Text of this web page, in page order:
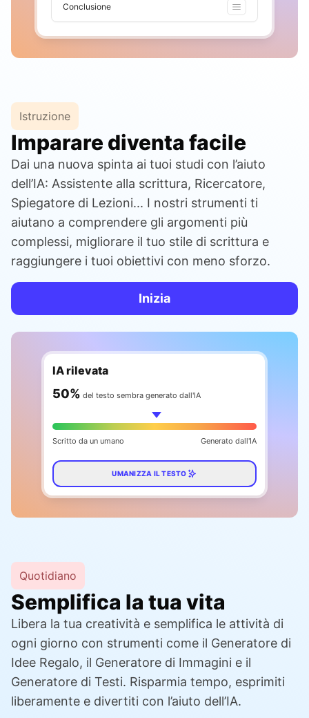
Conclusione
Istruzione
Imparare diventa facile
Dai una nuova spinta ai tuoi studi con l’aiuto
dell’IA: Assistente alla scrittura, Ricercatore,
Spiegatore di Lezioni... I nostri strumenti ti
aiutano a comprendere gli argomenti più
complessi, migliorare il tuo stile di scrittura e
raggiungere i tuoi obiettivi con meno sforzo.
Inizia
IA rilevata
59% del testo sembra generato dall'IA
Scritto da un umano Generato dall'IA
UMANIZZA IL TESTO
Quotidiano
Semplifica la tua vita
Libera la tua creatività e semplifica le attività di
ogni giorno con strumenti come il Generatore di
Idee Regalo, il Generatore di Immagini e il
Generatore di Testi. Risparmia tempo, esprimiti
liberamente e divertiti con l’aiuto dell’IA.